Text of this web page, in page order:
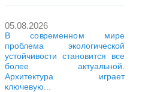
05.08.2026
В современном мире
проблема экологической
устойчивости становится все
более актуальной.
Архитектура играет
ключевую...